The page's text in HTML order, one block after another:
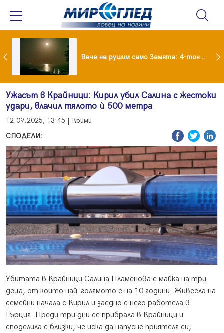
Супермарките в Гърция свалят цените на храните Вече не рушим само Земята: 4-тонен фрагмент на SpaceX удари луната
Ужасът в Крайници: Кирил убил Салина с жестоки
удари, влачил тялото ѝ 500 метра
12.09.2025, 13:45 | Крими
СПОДЕЛИ:
Убитата в Крайници Салина Пламенова е майка на три
деца, от които най-голямото е на 10 години. Живеела на
семейни начала с Кирил и заедно с него работела в
Гърция. Преди три дни се прибрала в Крайници и
споделила с близки, че иска да напусне приятеля си,